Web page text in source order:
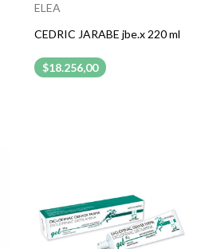
ELEA
CEDRIC JARABE jbe.x 220 ml
$18.256,00